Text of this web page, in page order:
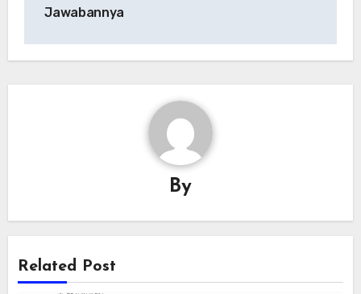
Jawabannya
By
Related Post